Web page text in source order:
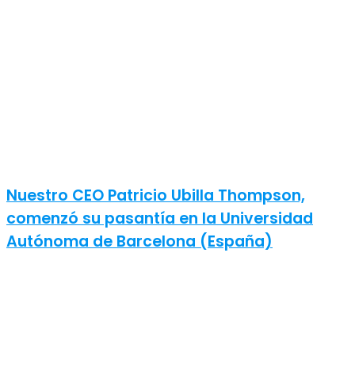
Nuestro CEO Patricio Ubilla Thompson,
comenzó su pasantía en la Universidad
Autónoma de Barcelona (España)